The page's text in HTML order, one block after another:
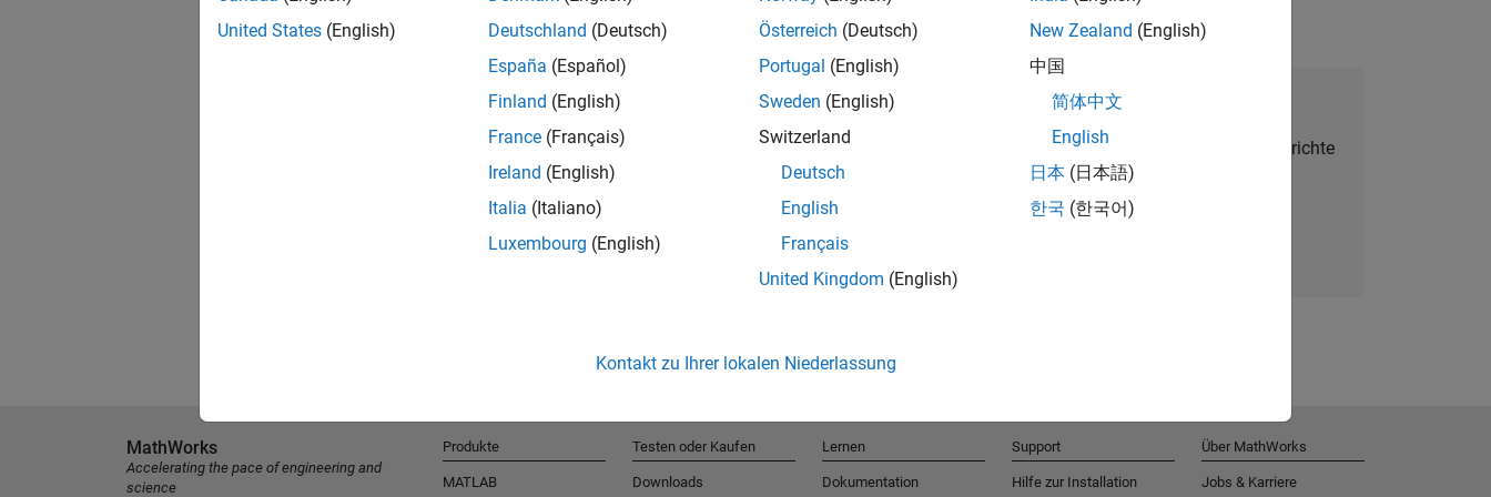
Talent Network beitreten
Erhalten Sie personalisierte Stellenangebote, Berichte
und Unternehmensneuigkeiten.
United States (English)
Deutschland (Deutsch)
España (Español)
Finland (English)
France (Français)
Ireland (English)
Italia (Italiano)
Luxembourg (English)
Österreich (Deutsch)
Portugal (English)
Sweden (English)
Switzerland
Deutsch
English
Français
United Kingdom (English)
New Zealand (English)
中国
简体中文
English
日本 (日本語)
한국 (한국어)
Kontakt zu Ihrer lokalen Niederlassung
MathWorks
Accelerating the pace of engineering and
science
Produkte
MATLAB
Testen oder Kaufen
Downloads
Lernen
Dokumentation
Support
Hilfe zur Installation
Über MathWorks
Jobs & Karriere